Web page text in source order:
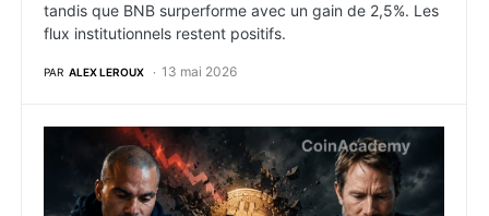
tandis que BNB surperforme avec un gain de 2,5%. Les
flux institutionnels restent positifs.
PAR ALEX LEROUX 13 mai 2026
Tony Parker et Eric Larchevêque ferment leur